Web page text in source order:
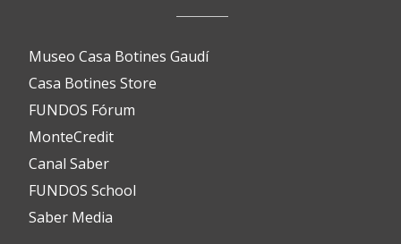
Museo Casa Botines Gaudí
Casa Botines Store
FUNDOS Fórum
MonteCredit
Canal Saber
FUNDOS School
Saber Media